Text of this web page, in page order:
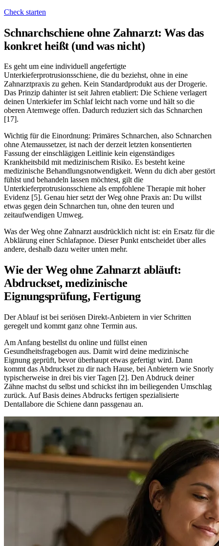
Check starten
Schnarchschiene ohne Zahnarzt: Was das
konkret heißt (und was nicht)
Es geht um eine individuell angefertigte
Unterkieferprotrusionsschiene, die du beziehst, ohne in eine
Zahnarztpraxis zu gehen. Kein Standardprodukt aus der Drogerie.
Das Prinzip dahinter ist seit Jahren etabliert: Die Schiene verlagert
deinen Unterkiefer im Schlaf leicht nach vorne und hält so die
oberen Atemwege offen. Dadurch reduziert sich das Schnarchen
[17].
Wichtig für die Einordnung: Primäres Schnarchen, also Schnarchen
ohne Atemaussetzer, ist nach der derzeit letzten konsentierten
Fassung der einschlägigen Leitlinie kein eigenständiges
Krankheitsbild mit medizinischem Risiko. Es besteht keine
medizinische Behandlungsnotwendigkeit. Wenn du dich aber gestört
fühlst und behandeln lassen möchtest, gilt die
Unterkieferprotrusionsschiene als empfohlene Therapie mit hoher
Evidenz [5]. Genau hier setzt der Weg ohne Praxis an: Du willst
etwas gegen dein Schnarchen tun, ohne den teuren und
zeitaufwendigen Umweg.
Was der Weg ohne Zahnarzt ausdrücklich nicht ist: ein Ersatz für die
Abklärung einer Schlafapnoe. Dieser Punkt entscheidet über alles
andere, deshalb dazu weiter unten mehr.
Wie der Weg ohne Zahnarzt abläuft:
Abdruckset, medizinische
Eignungsprüfung, Fertigung
Der Ablauf ist bei seriösen Direkt-Anbietern in vier Schritten
geregelt und kommt ganz ohne Termin aus.
Am Anfang bestellst du online und füllst einen
Gesundheitsfragebogen aus. Damit wird deine medizinische
Eignung geprüft, bevor überhaupt etwas gefertigt wird. Dann
kommt das Abdruckset zu dir nach Hause, bei Anbietern wie Snorly
typischerweise in drei bis vier Tagen [2]. Den Abdruck deiner
Zähne machst du selbst und schickst ihn im beiliegenden Umschlag
zurück. Auf Basis deines Abdrucks fertigen spezialisierte
Dentallabore die Schiene dann passgenau an.